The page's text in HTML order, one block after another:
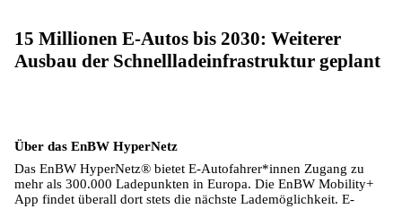
15 Millionen E-Autos bis 2030: Weiterer
Ausbau der Schnellladeinfrastruktur geplant
Über das EnBW HyperNetz
Das EnBW HyperNetz® bietet E-Autofahrer*innen Zugang zu
mehr als 300.000 Ladepunkten in Europa. Die EnBW Mobility+
App findet überall dort stets die nächste Lademöglichkeit. E-